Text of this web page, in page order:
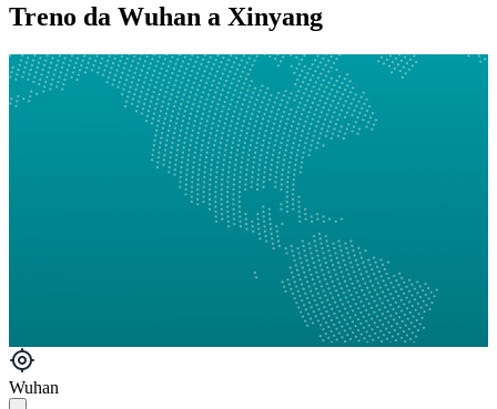
Treno da Wuhan a Xinyang
Wuhan